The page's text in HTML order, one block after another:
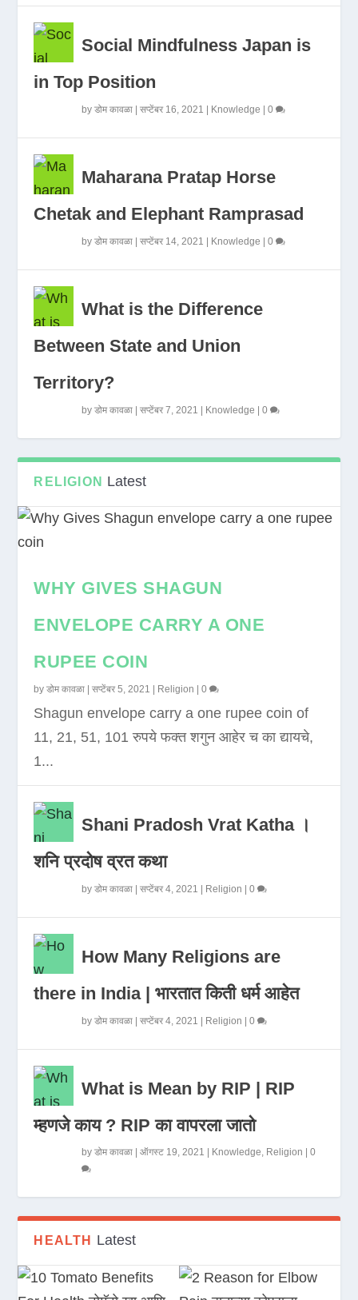
Social Mindfulness Japan is
in Top Position
byडोम कावळा |सप्टेंबर 16, 2021 Knowledge |0
Maharana Pratap Horse
Chetak and Elephant Ramprasad
byडोम कावळा |सप्टेंबर 14, 2021 Knowledge |0
What is the Difference
Between State and Union
Territory?
byडोम कावळा |सप्टेंबर 7, 2021 Knowledge |0
RELIGION Latest
WHY GIVES SHAGUN
ENVELOPE CARRY A ONE
RUPEE COIN
byडोम कावळा |सप्टेंबर 5, 2021 Religion |0
Shagun envelope carry a one rupee coin of
11, 21, 51, 101 रुपये फक्त शगुन आहेर च का द्यायचे,
1...
Shani Pradosh Vrat Katha ।
शनि प्रदोष व्रत कथा
byडोम कावळा |सप्टेंबर 4, 2021 Religion |0
How Many Religions are
there in India | भारतात किती धर्म आहेत
byडोम कावळा |सप्टेंबर 4, 2021 Religion |0
What is Mean by RIP | RIP
म्हणजे काय ? RIP का वापरला जातो
byडोम कावळा |ऑगस्ट 19, 2021 Knowledge, Religion |0
HEALTH Latest